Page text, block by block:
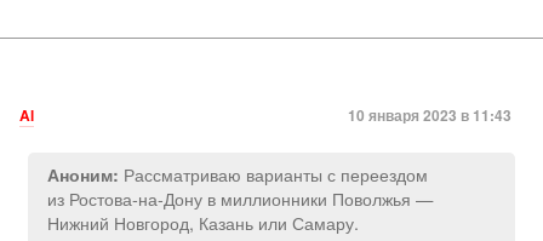
Al 10 января 2023 в 11:43
Аноним: Рассматриваю варианты с переездом
из Ростова-на-Дону в миллионники Поволжья —
Нижний Новгород, Казань или Самару.